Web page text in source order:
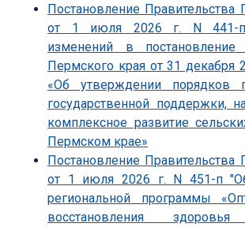
Постановление Правительства
от 1 июля 2026 г. N 441-
изменений в постановление
Пермского края от 31 декабря
«Об утверждении порядков
государственной поддержки,
комплексное развитие
Пермском крае»
Постановление Правительства
от 1 июля 2026 г. N 451-п
региональной программы
восстановления здоровья